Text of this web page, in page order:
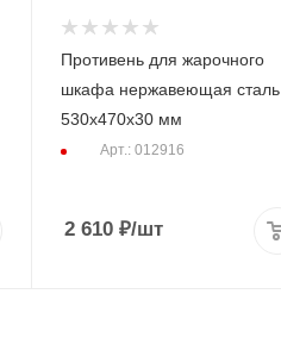
Противень для жарочного
шкафа нержавеющая сталь
530х470х30 мм
Арт.: 012916
2 610₽/шт